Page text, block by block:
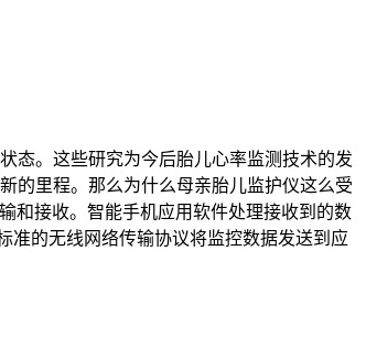
态。这些研究为今后胎儿心率监测技术的发
的里程。那么为什么母亲胎儿监护仪‍这么受
和接收。智能手机应用软件处理接收到的数
准的无线网络传输协议将监控数据发送到应